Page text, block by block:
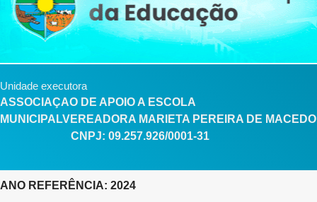
Unidade executora
ASSOCIAÇAO DE APOIO A ESCOLA
MUNICIPALVEREADORA MARIETA PEREIRA DE MACEDO
CNPJ: 09.257.926/0001-31
ANO REFERÊNCIA: 2024